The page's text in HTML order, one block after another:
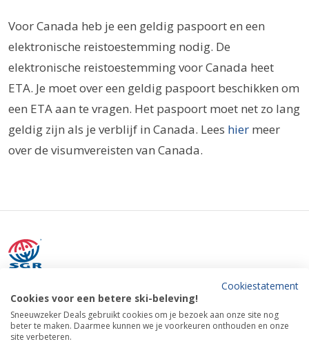
Voor Canada heb je een geldig paspoort en een
elektronische reistoestemming nodig. De
elektronische reistoestemming voor Canada heet
ETA. Je moet over een geldig paspoort beschikken om
een ETA aan te vragen. Het paspoort moet net zo lang
geldig zijn als je verblijf in Canada. Lees hier meer
over de visumvereisten van Canada.
Alle reizen van Sneeuwzeker Deals worden afgehandeld door Time
Out Tours bv (De Lairessestraat 62 hs, 1071PD, Amsterdam,
Nederland).
Telefoon: +31 (0) 20 211 7818 | Kvk-nummer: 17233563 | BTW-
Cookiestatement
Cookies voor een betere ski-beleving!
Sneeuwzeker Deals gebruikt cookies om je bezoek aan onze site nog
beter te maken. Daarmee kunnen we je voorkeuren onthouden en onze
site verbeteren.